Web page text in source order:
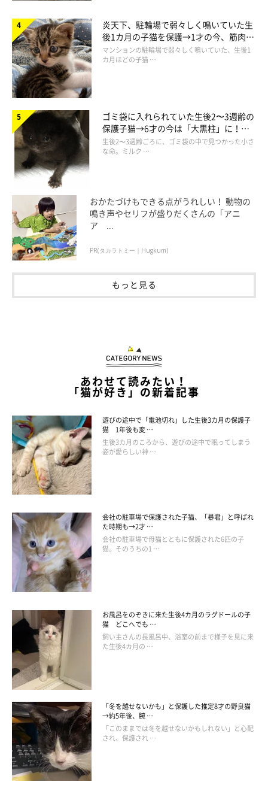
また、愛情深さを感じるなだちゃんの行動について、こんなこと
を思うそうです。
コンドリア水戸さん：
「行動の理由は正確にはわかりませんが、なだちゃんは外で子猫
を生んで子育てをしていたときに保護されたコなんです。なの
で、ぬいぐるみを我が子のように思ってお世話していたのではな
いかと思っています」
のコ
「こちらは休日の朝6時前に人間を揉んで起こしてくれるとても気の利く猫
ちゃん。」
@mitoconcon
紹介したエピソードからもわかるように、とても面倒見がいいな
だちゃん。ほかの猫たちの毛づくろいをして回ったり、ぬいぐる
みを快適そうな場所に運んだりと、「ちゃきちゃきとした肝っ玉
母さんのような性格」
とのこと。
そんななだちゃんですが、最近は自分が甘えることにも目覚めた
様子で、コンドリア水戸さんたちに四六時中くっついて回った
炎天下、駐輪場で弱々しく鳴いていた生
後1カ月の子猫を保護→1才の今、筋肉質
でツンデレなコに成長
マンションの駐輪場で弱々しく鳴いていた、生後1
カ月ほどの子猫 …
ゴミ袋に入れられていた生後2〜3週齢の
保護子猫→6才の今は「大黒柱」に！
美しい黒猫に成長した姿にグッとくる
生後2〜3週齢ごろに、ゴミ袋の中で見つかった小さ
な命。ミルク …
おかたづけもできる点がうれしい！ 動物の
鳴き声やセリフが盛りだくさんの「アニ
ア ...
PR(タカラトミー｜Hugkum)
もっと見る
あわせて読みたい！
「猫が好き」の新着記事
遊びの途中で「電池切れ」した生後3カ月の保護子
猫 1年後も変 …
生後3カ月のころから、遊びの途中で眠ってしまう
姿が愛らしい神 …
会社の駐車場で保護された子猫、「暴君」と呼ばれ
た時期も→2才 …
会社の駐車場で母猫とともに保護された6匹の子
猫。そのうちの1 …
お風呂をのぞきに来た生後4カ月のラグドールの子
猫 どこへでも …
飼い主さんの長風呂中、浴室の前まで様子を見に来
た生後4カ月の …
「冬を越せないかも」と保護した推定8才の野良猫
→約5年後、腕 …
「このままでは冬を越せないかもしれない」と心配
され、保護され …